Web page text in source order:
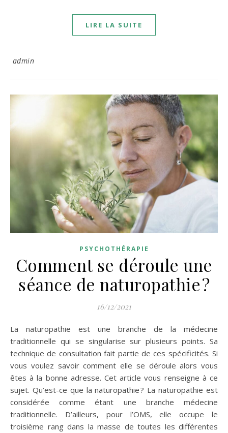
LIRE LA SUITE
admin
PSYCHOTHÉRAPIE
Comment se déroule une
séance de naturopathie ?
16/12/2021
La naturopathie est une branche de la médecine
traditionnelle qui se singularise sur plusieurs points. Sa
technique de consultation fait partie de ces spécificités. Si
vous voulez savoir comment elle se déroule alors vous
êtes à la bonne adresse. Cet article vous renseigne à ce
sujet. Qu’est-ce que la naturopathie ? La naturopathie est
considérée comme étant une branche médecine
traditionnelle. D’ailleurs, pour l’OMS, elle occupe le
troisième rang dans la masse de toutes les différentes